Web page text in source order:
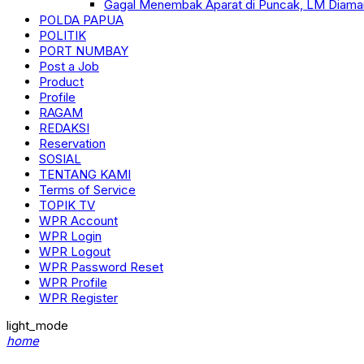
Gagal Menembak Aparat di Puncak, LM
POLDA PAPUA
POLITIK
PORT NUMBAY
Post a Job
Product
Profile
RAGAM
REDAKSI
Reservation
SOSIAL
TENTANG KAMI
Terms of Service
TOPIK TV
WPR Account
WPR Login
WPR Logout
WPR Password Reset
WPR Profile
WPR Register
light_mode
home